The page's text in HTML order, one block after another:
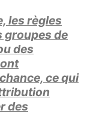
les règles
groupes de
des
ce qui
des